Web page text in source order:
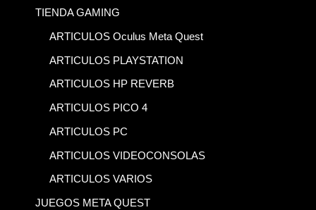
TIENDA GAMING
ARTICULOS Oculus Meta Quest
ARTICULOS PLAYSTATION
ARTICULOS HP REVERB
ARTICULOS PICO 4
ARTICULOS PC
ARTICULOS VIDEOCONSOLAS
ARTICULOS VARIOS
JUEGOS META QUEST